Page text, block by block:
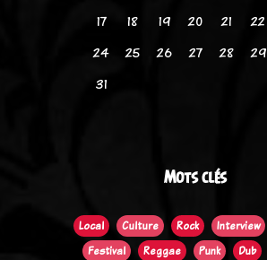
17
18 19 20 21 22
24
25 26 27 28 29
31
Mots clés
Local Culture Rock Interview
Festival
Reggae Punk Dub